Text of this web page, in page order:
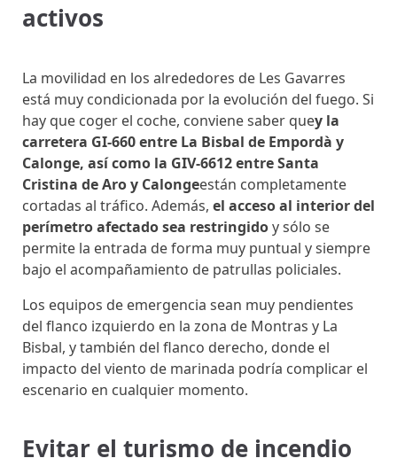
activos
La movilidad en los alrededores de Les Gavarres
está muy condicionada por la evolución del fuego. Si
hay que coger el coche, conviene saber quey la
carretera GI-660 entre La Bisbal de Empordà y
Calonge, así como la GIV-6612 entre Santa
Cristina de Aro y Calongeestán completamente
cortadas al tráfico. Además, el acceso al interior del
perímetro afectado sea restringidoy sólo se
permite la entrada de forma muy puntual y siempre
bajo el acompañamiento de patrullas policiales.
Los equipos de emergencia sean muy pendientes
del flanco izquierdo en la zona de Montras y La
Bisbal, y también del flanco derecho, donde el
impacto del viento de marinada podría complicar el
escenario en cualquier momento.
Evitar el turismo de incendio